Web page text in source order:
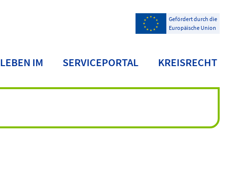
Gefördert durch die
Europäische Union
LEBEN IM SERVICEPORTAL KREISRECHT